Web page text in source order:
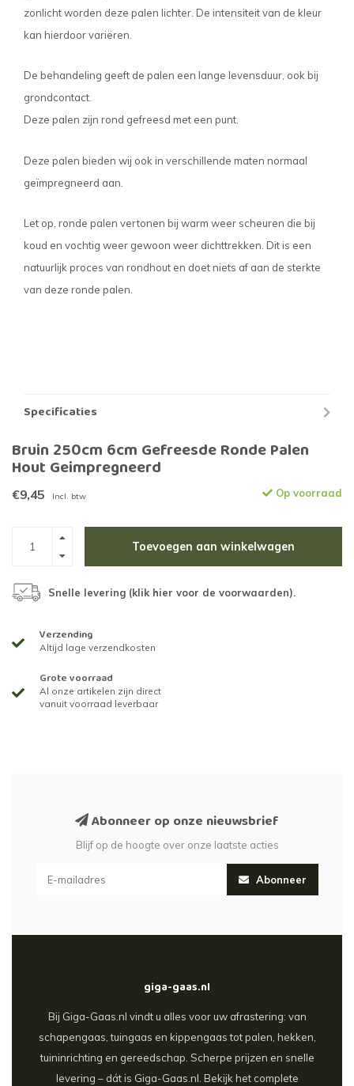
zonlicht worden deze palen lichter. De intensiteit van de kleur
kan hierdoor variëren.
De behandeling geeft de palen een lange levensduur, ook bij
grondcontact.
Deze palen zijn rond gefreesd met een punt.
Deze palen bieden wij ook in verschillende maten normaal
geïmpregneerd aan.
Let op, ronde palen vertonen bij warm weer scheuren die bij
koud en vochtig weer gewoon weer dichttrekken. Dit is een
natuurlijk proces van rondhout en doet niets af aan de sterkte
van deze ronde palen.
Specificaties
Bruin 250cm 6cm Gefreesde Ronde Palen
Hout Geimpregneerd
€9,45 Incl. btw Op voorraad
Toevoegen aan winkelwagen
Snelle levering (klik hier voor de voorwaarden).
Verzending
Altijd lage verzendkosten
Grote voorraad
Al onze artikelen zijn direct
vanuit voorraad leverbaar
Abonneer op onze nieuwsbrief
Blijf op de hoogte over onze laatste acties
Abonneer
giga-gaas.nl
Bij Giga-Gaas.nl vindt u alles voor uw afrastering: van
schapengaas, tuingaas en kippengaas tot palen, hekken,
tuininrichting en gereedschap. Scherpe prijzen en snelle
levering – dát is Giga-Gaas.nl. Bekijk het complete